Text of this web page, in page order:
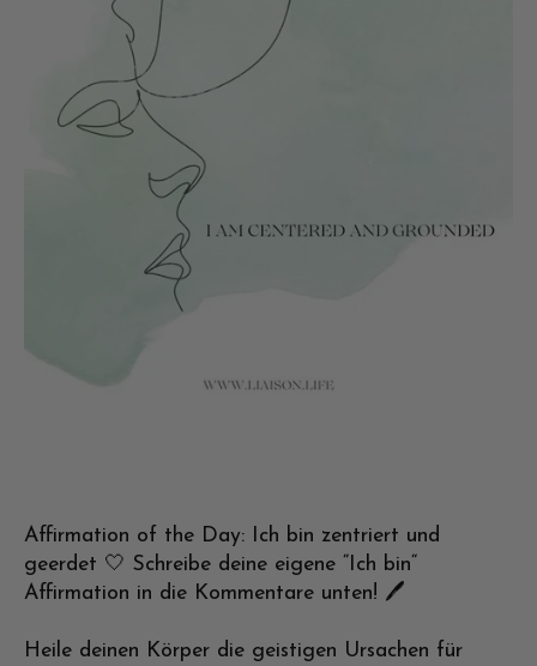
Affirmation of the Day: Ich bin zentriert und
geerdet 🤍 Schreibe deine eigene “Ich bin“
Affirmation in die Kommentare unten! 🖊️
Heile deinen Körper die geistigen Ursachen für